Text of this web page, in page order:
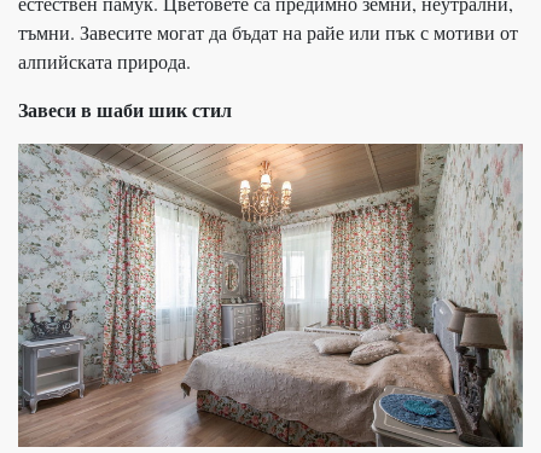
тъмни. Завесите могат да бъдат на райе или пък с мотиви от
алпийската природа.
Завеси в шаби шик стил